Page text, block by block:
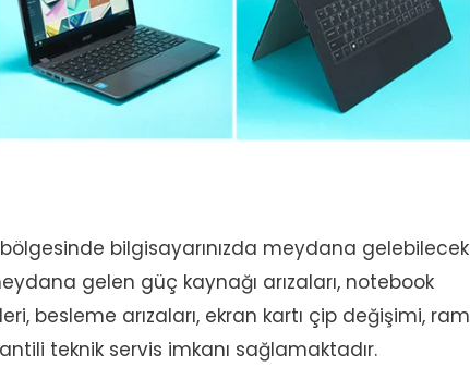
bilgisayarınızda meydana gelebilecek
gelen güç kaynağı arızaları, notebook
besleme arızaları, ekran kartı çip değişimi, ram
teknik servis imkanı sağlamaktadır.